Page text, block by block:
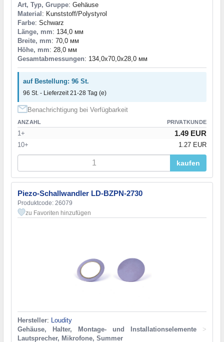
Art, Typ, Gruppe: Gehäuse
Material: Kunststoff/Polystyrol
Farbe: Schwarz
Länge, mm: 134,0 мм
Breite, mm: 70,0 мм
Höhe, mm: 28,0 мм
Gesamtabmessungen: 134,0x70,0x28,0 мм
auf Bestellung: 96 St.
96 St. - Lieferzeit 21-28 Tag (e)
Benachrichtigung bei Verfügbarkeit
ANZAHL PRIVATKUNDE
1+ 1.49 EUR
10+ 1.27 EUR
kaufen
Piezo-Schallwandler LD-BZPN-2730
Produktcode: 26079
zu Favoriten hinzufügen
Hersteller: Loudity
Gehäuse, Halter, Montage- und Installationselemente
>
Lautsprecher, Mikrofone, Summer